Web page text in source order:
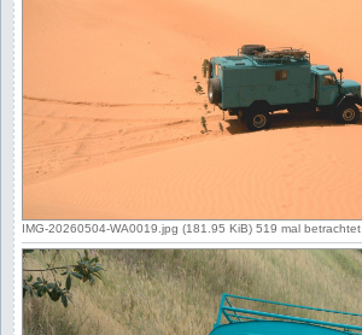
IMG-20260504-WA0019.jpg (181.95 KiB) 519 mal betrachtet